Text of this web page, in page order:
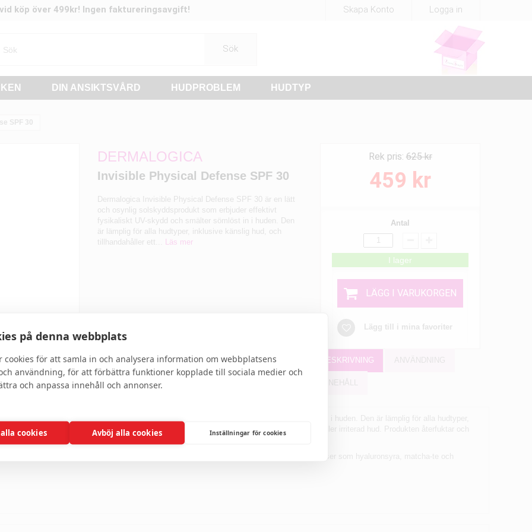
Logga in
Skapa Konto
köp över 499kr! Ingen faktureringsavgift!
Sök
DIN ANSIKTSVÅRD HUDPROBLEM HUDTYP
SPF 30
DERMALOGICA
Invisible Physical Defense SPF 30
Dermalogica Invisible Physical Defense SPF 30 är en lätt
och osynlig solskyddsprodukt som erbjuder effektivt
fysikaliskt UV-skydd och smälter sömlöst in i huden. Den
är lämplig för alla hudtyper, inklusive känslig hud, och
tillhandahåller ett...
Läs mer
Skriv recension
Rek pris:625 kr
459 kr
Antal
I lager
LÄGG I VARUKORGEN
Lägg till i mina favoriter
BESKRIVNING
osynlig solskyddsprodukt som erbjuder effektivt fysikaliskt UV-skydd och smälter sömlöst in i huden. Den är lämplig för alla hudtyper,
mot både UVA- och UVB-strålar. Dessutom verkar den lugnande och stärkande på känslig eller irriterad hud. Produkten återfuktar och
hyaluronsyra, matcha-te och arganolja.
skydd. Den lugnar och stärker känslig och irriterad hud och innehåller vårdande ingredienser som hyaluronsyra, matcha-te och
på denna webbplats
cookies för att samla in och analysera information om webbplatsens
användning, för att förbättra funktioner kopplade till sociala medier och
och anpassa innehåll och annonser.
cookies Avböj alla cookies Inställningar för cookies